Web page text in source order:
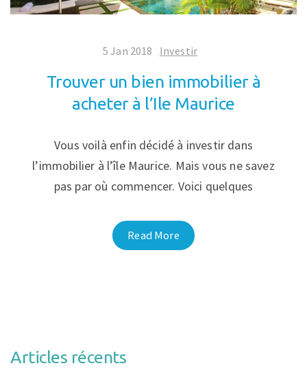
5 Jan 2018 Investir
Trouver un bien immobilier à
acheter à l’Ile Maurice
Vous voilà enfin décidé à investir dans
l’immobilier à l’île Maurice. Mais vous ne savez
pas par où commencer. Voici quelques
Read More
Articles récents